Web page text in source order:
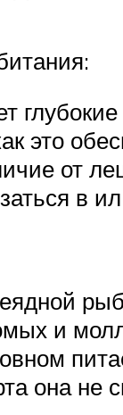
это
от
в
и
она